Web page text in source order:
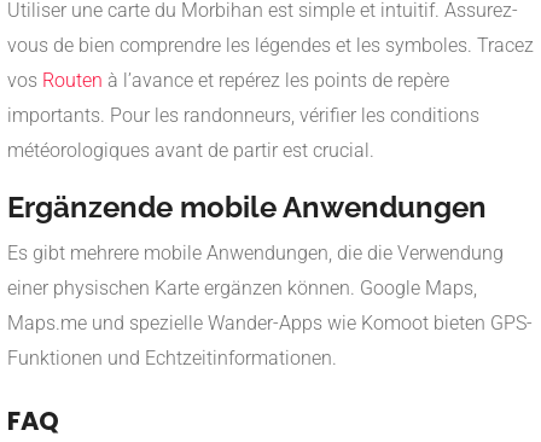
Utiliser une carte du Morbihan est simple et intuitif. Assurez-
vous de bien comprendre les légendes et les symboles. Tracez
vos Routen à l’avance et repérez les points de repère
importants. Pour les randonneurs, vérifier les conditions
météorologiques avant de partir est crucial.
Ergänzende mobile Anwendungen
Es gibt mehrere mobile Anwendungen, die die Verwendung
einer physischen Karte ergänzen können. Google Maps,
Maps.me und spezielle Wander-Apps wie Komoot bieten GPS-
Funktionen und Echtzeitinformationen.
FAQ